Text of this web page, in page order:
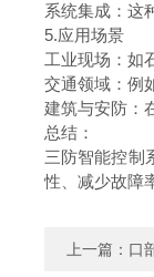
系统集成：这
5.应用场景
工业现场：如
交通领域：例
建筑与安防：
总结：
三防智能控制
性、减少故障
上一篇： 口